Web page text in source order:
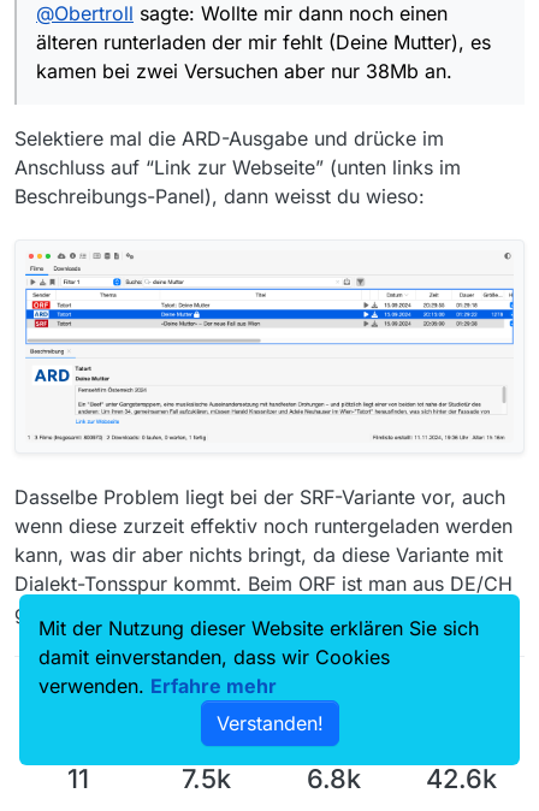
Versuchen aber nur 38Mb an. Das Video läuft ~2
Minuten normal.
Gibt es eine gewisse Menge an Daten die man
runterladen darf? Ich hab also nicht gestreamt
sondern wollte die mp4 Datei runterladen. Deutsche
@Obertroll sagte: Wollte mir dann noch einen
älteren runterladen der mir fehlt (Deine Mutter), es
kamen bei zwei Versuchen aber nur 38Mb an.
Selektiere mal die ARD-Ausgabe und drücke im
Anschluss auf “Link zur Webseite” (unten links im
Beschreibungs-Panel), dann weisst du wieso:
Dasselbe Problem liegt bei der SRF-Variante vor, auch
wenn diese zurzeit effektiv noch runtergeladen werden
kann, was dir aber nichts bringt, da diese Variante mit
Dialekt-Tonsspur kommt. Beim ORF ist man aus DE/CH
geogeblockt.
11 7.5k 6.8k 42.6k
Mit der Nutzung dieser Website erklären Sie sich
damit einverstanden, dass wir Cookies
verwenden. Erfahre mehr
Verstanden!